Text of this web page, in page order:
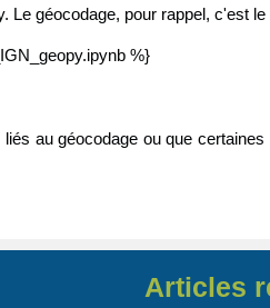
Le géocodage, pour rappel, c'est
%}
au géocodage ou que
Articles